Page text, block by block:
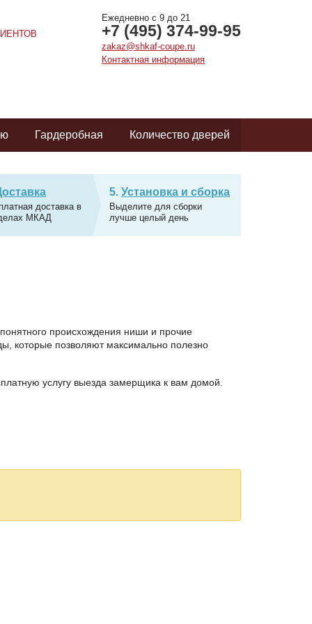
Ежедневно с 9 до 21
+7 (495) 374-99-95
zakaz@shkaf-coupe.ru
Контактная информация
Гардеробная Количество дверей
доставка в
МКАД
Установка и сборка
Выделите для сборки
лучше целый день
происхождения ниши и прочие
которые позволяют максимально полезно
услугу выезда замерщика к вам домой.